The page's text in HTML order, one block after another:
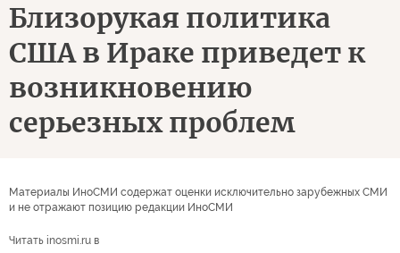
Близорукая политика
США в Ираке приведет к
возникновению
серьезных проблем
Материалы ИноСМИ содержат оценки исключительно зарубежных СМИ
и не отражают позицию редакции ИноСМИ
Читать inosmi.ru в